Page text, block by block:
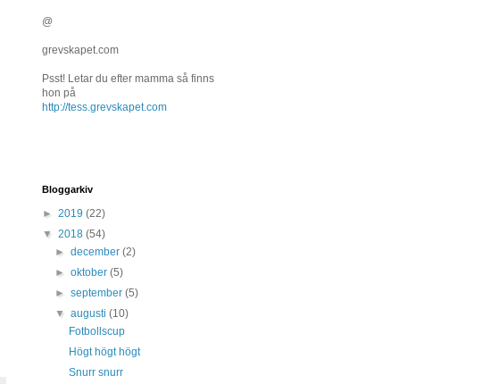
@
grevskapet.com
Psst! Letar du efter mamma så finns
hon på
http://tess.grevskapet.com
Bloggarkiv
► 2019 (22)
▼ 2018 (54)
►december(2)
►oktober(5)
►september(5)
▼augusti(10)
Fotbollscup
Högt högt högt
Snurr snurr